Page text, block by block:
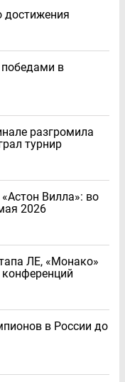
достижения
победами в
разгромила
турнир
Вилла»: во
2026
ЛЕ, «Монако»
в России до